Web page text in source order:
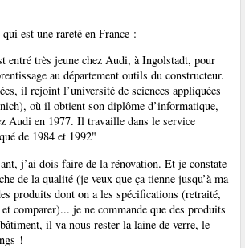
est une rareté en France :
entré très jeune chez Audi, à Ingolstadt, pour
au département outils du constructeur.
il rejoint l’université de sciences appliquées
où il obtient son diplôme d’informatique,
Audi en 1977. Il travaille dans le service
de 1984 et 1992"
j’ai dois faire de la rénovation. Et je constate
de la qualité (je veux que ça tienne jusqu’à ma
produits dont on a les spécifications (retraité,
comparer)... je ne commande que des produits
il va nous rester la laine de verre, le
!